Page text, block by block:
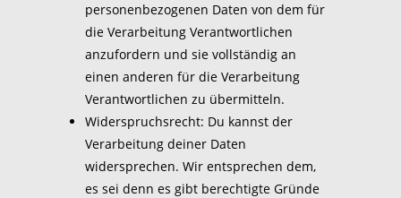
personenbezogenen Daten von dem für
die Verarbeitung Verantwortlichen
anzufordern und sie vollständig an
einen anderen für die Verarbeitung
Verantwortlichen zu übermitteln.
Widerspruchsrecht: Du kannst der
Verarbeitung deiner Daten
widersprechen. Wir entsprechen dem,
es sei denn es gibt berechtigte Gründe